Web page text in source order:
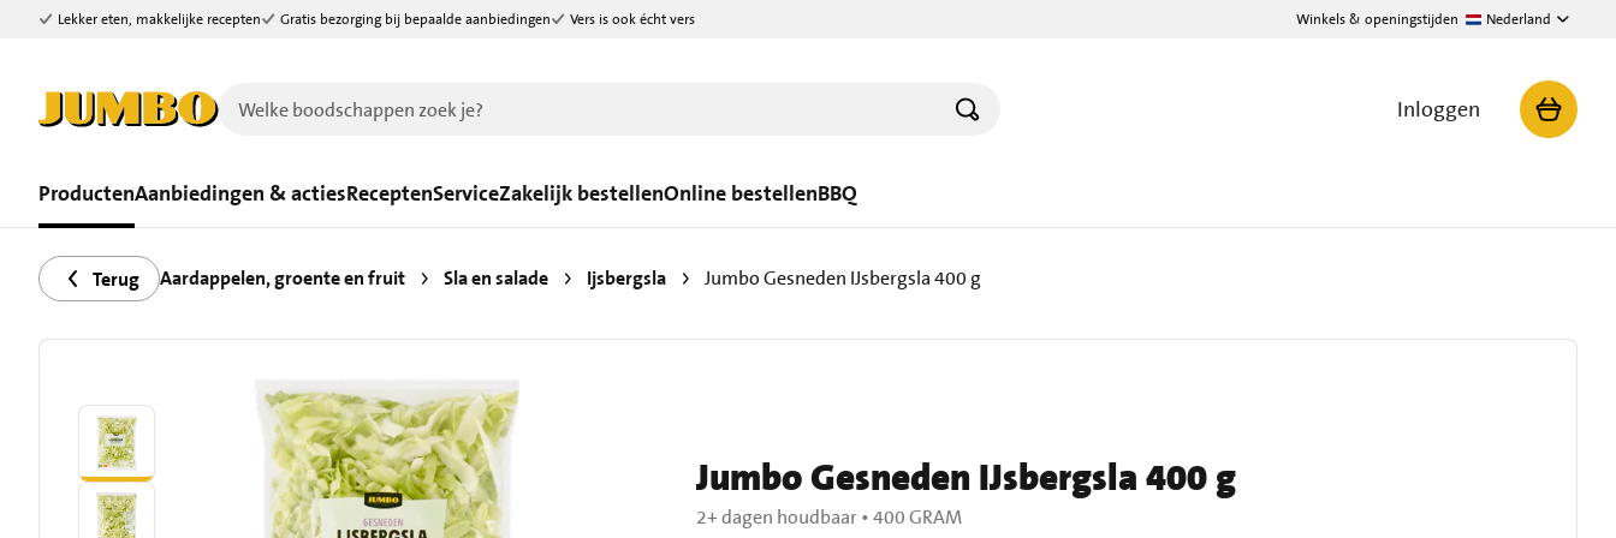
Ga naar zoeken
Ga naar hoofdinhoud
Lekker eten, makkelijke recepten Gratis bezorging bij bepaalde aanbiedingen Vers is ook écht vers Winkels & openingstijden Nederland
Inloggen
ProductenAanbiedingen & actiesReceptenServiceZakelijk bestellenOnline bestellenBBQ
Terug Aardappelen, groente en fruit Sla en salade Ijsbergsla Jumbo Gesneden IJsbergsla 400 g
Jumbo Gesneden IJsbergsla 400 g
2+ dagen houdbaar•400 GRAM